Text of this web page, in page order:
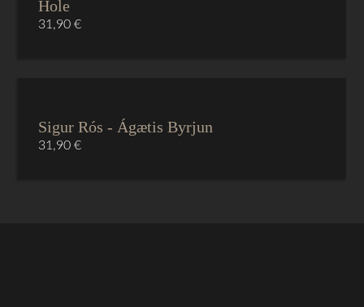
Hole
31,90€
Sigur Rós - Ágætis Byrjun
31,90€